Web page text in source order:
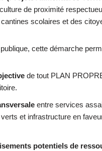
de proximité
scolaires et des
cette démarche
de tout PLAN
entre services
et infrastructure en
potentiels de